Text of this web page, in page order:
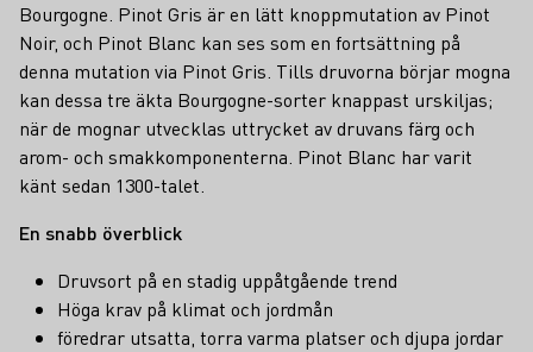
Bourgogne. Pinot Gris är en lätt knoppmutation av Pinot
Noir, och Pinot Blanc kan ses som en fortsättning på
denna mutation via Pinot Gris. Tills druvorna börjar mogna
kan dessa tre äkta Bourgogne-sorter knappast urskiljas;
när de mognar utvecklas uttrycket av druvans färg och
arom- och smakkomponenterna. Pinot Blanc har varit
känt sedan 1300-talet.
En snabb överblick
Druvsort på en stadig uppåtgående trend
Höga krav på klimat och jordmån
föredrar utsatta, torra varma platser och djupa jordar